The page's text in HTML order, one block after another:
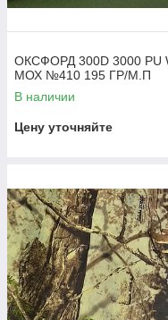
ОКСФОРД 300D 3000 PU
МОХ №410 195 ГР/М.П
В наличии
Цену уточняйте